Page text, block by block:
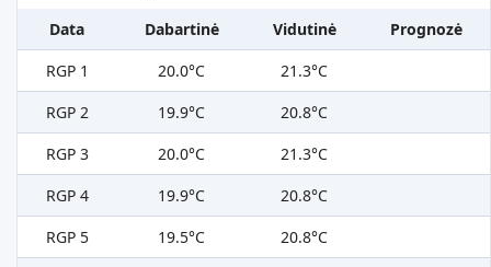
Data Dabartinė Vidutinė
Prognozė
RGP 1
20.0°C
21.3°C
RGP 2
19.9°C
20.8°C
RGP 3
20.0°C
21.3°C
RGP 4
19.9°C
20.8°C
RGP 5
19.5°C
20.8°C